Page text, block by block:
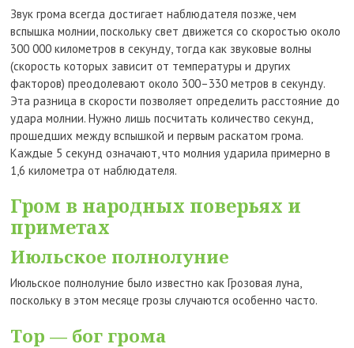
Звук грома всегда достигает наблюдателя позже, чем
вспышка молнии, поскольку свет движется со скоростью около
300 000 километров в секунду, тогда как звуковые волны
(скорость которых зависит от температуры и других
факторов) преодолевают около 300–330 метров в секунду.
Эта разница в скорости позволяет определить расстояние до
удара молнии. Нужно лишь посчитать количество секунд,
прошедших между вспышкой и первым раскатом грома.
Каждые 5 секунд означают, что молния ударила примерно в
1,6 километра от наблюдателя.
Гром в народных поверьях и
приметах
Июльское полнолуние
Июльское полнолуние было известно как Грозовая луна,
поскольку в этом месяце грозы случаются особенно часто.
Тор — бог грома